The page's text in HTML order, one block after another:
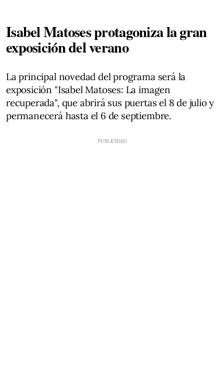
Isabel Matoses protagoniza la gran
exposición del verano
La principal novedad del programa será la
exposición "Isabel Matoses: La imagen
recuperada", que abrirá sus puertas el 8 de julio y
permanecerá hasta el 6 de septiembre.